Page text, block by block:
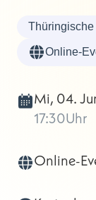
Thüringische
Online-
Mi, 04.
17:30Uhr
Online-